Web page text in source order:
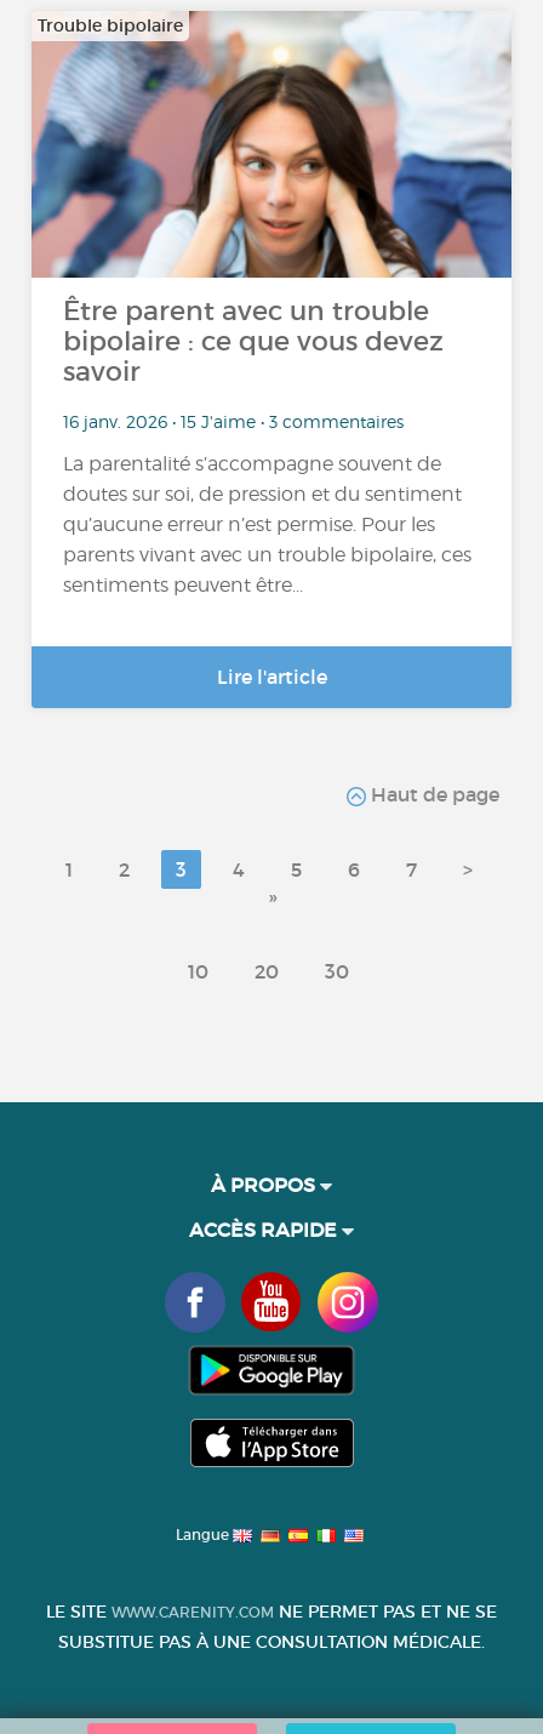
Trouble bipolaire
Être parent avec un trouble
bipolaire : ce que vous devez
savoir
16 janv. 2026 • 15 J'aime • 3 commentaires
La parentalité s’accompagne souvent de
doutes sur soi, de pression et du sentiment
qu’aucune erreur n’est permise. Pour les
parents vivant avec un trouble bipolaire, ces
sentiments peuvent être...
Lire l'article
Haut de page
1 2 3 4 5 6 7
>
»
10 20 30
À PROPOS
ACCÈS RAPIDE
Langue
LE SITE WWW.CARENITY.COM NE PERMET PAS ET NE SE
SUBSTITUE PAS À UNE CONSULTATION MÉDICALE.